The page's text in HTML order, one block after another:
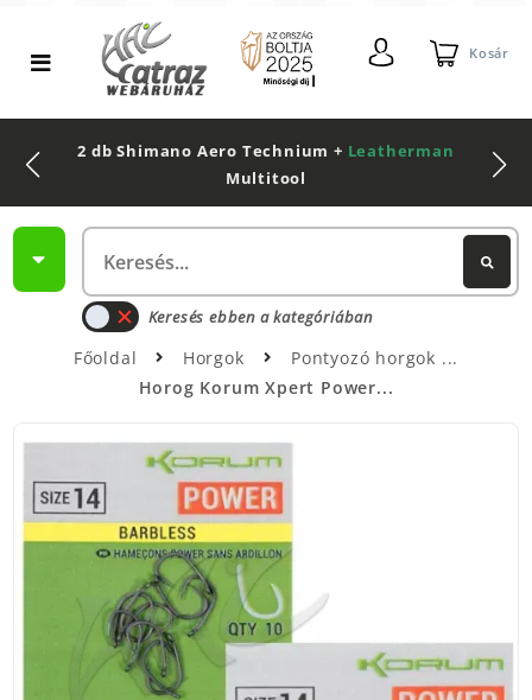
Kosár
2 db Shimano Aero Technium + Leatherman
Multitool
Keresés ebben a kategóriában
Főoldal Horgok
Pontyozó horgok
Horog Korum Xpert Power...